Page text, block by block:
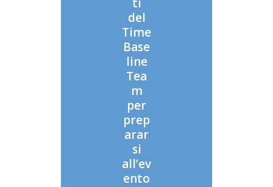
del
Time
Base
line
Tea
m
per
prep
arar
si
all’ev
ento